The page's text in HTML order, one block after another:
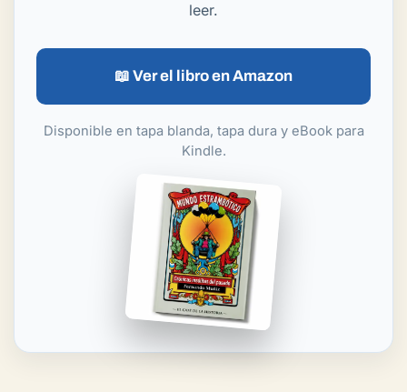
leer.
📖 Ver el libro en Amazon
Disponible en tapa blanda, tapa dura y eBook para
Kindle.